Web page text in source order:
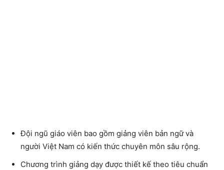
Đội ngũ giáo viên bao gồm giảng viên bản ngữ và
người Việt Nam có kiến thức chuyên môn sâu rộng.
Chương trình giảng dạy được thiết kế theo tiêu chuẩn